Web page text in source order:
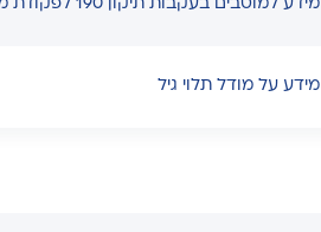
מידע למוטבים בעקבות תיקון 190 לפקודת מס הכנסה
מידע על מודל תלוי גיל